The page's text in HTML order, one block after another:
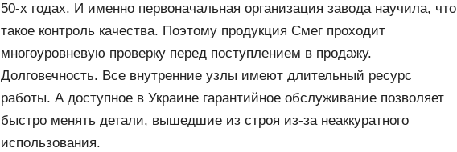
50-х годах. И именно первоначальная организация завода научила, что
такое контроль качества. Поэтому продукция Смег проходит
многоуровневую проверку перед поступлением в продажу.
Долговечность. Все внутренние узлы имеют длительный ресурс
работы. А доступное в Украине гарантийное обслуживание позволяет
быстро менять детали, вышедшие из строя из-за неаккуратного
использования.